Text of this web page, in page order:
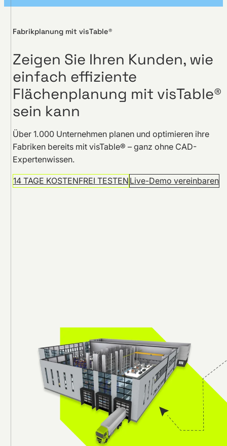
Fabrikplanung mit visTable®
Zeigen Sie Ihren Kunden, wie
einfach effiziente
Flächenplanung mit visTable®
sein kann
Über 1.000 Unternehmen planen und optimieren ihre
Fabriken bereits mit visTable® – ganz ohne CAD-
Expertenwissen.
14 TAGE KOSTENFREI TESTEN Live-Demo vereinbaren